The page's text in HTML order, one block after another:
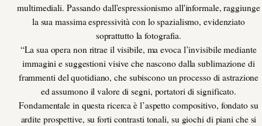
multimediali. Passando dall'espressionismo all'informale, raggiunge
la sua massima espressività con lo spazialismo, evidenziato
soprattutto la fotografia.
“La sua opera non ritrae il visibile, ma evoca l’invisibile mediante
immagini e suggestioni visive che nascono dalla sublimazione di
frammenti del quotidiano, che subiscono un processo di astrazione
ed assumono il valore di segni, portatori di significato.
Fondamentale in questa ricerca è l’aspetto compositivo, fondato su
ardite prospettive, su forti contrasti tonali, su giochi di piani che si